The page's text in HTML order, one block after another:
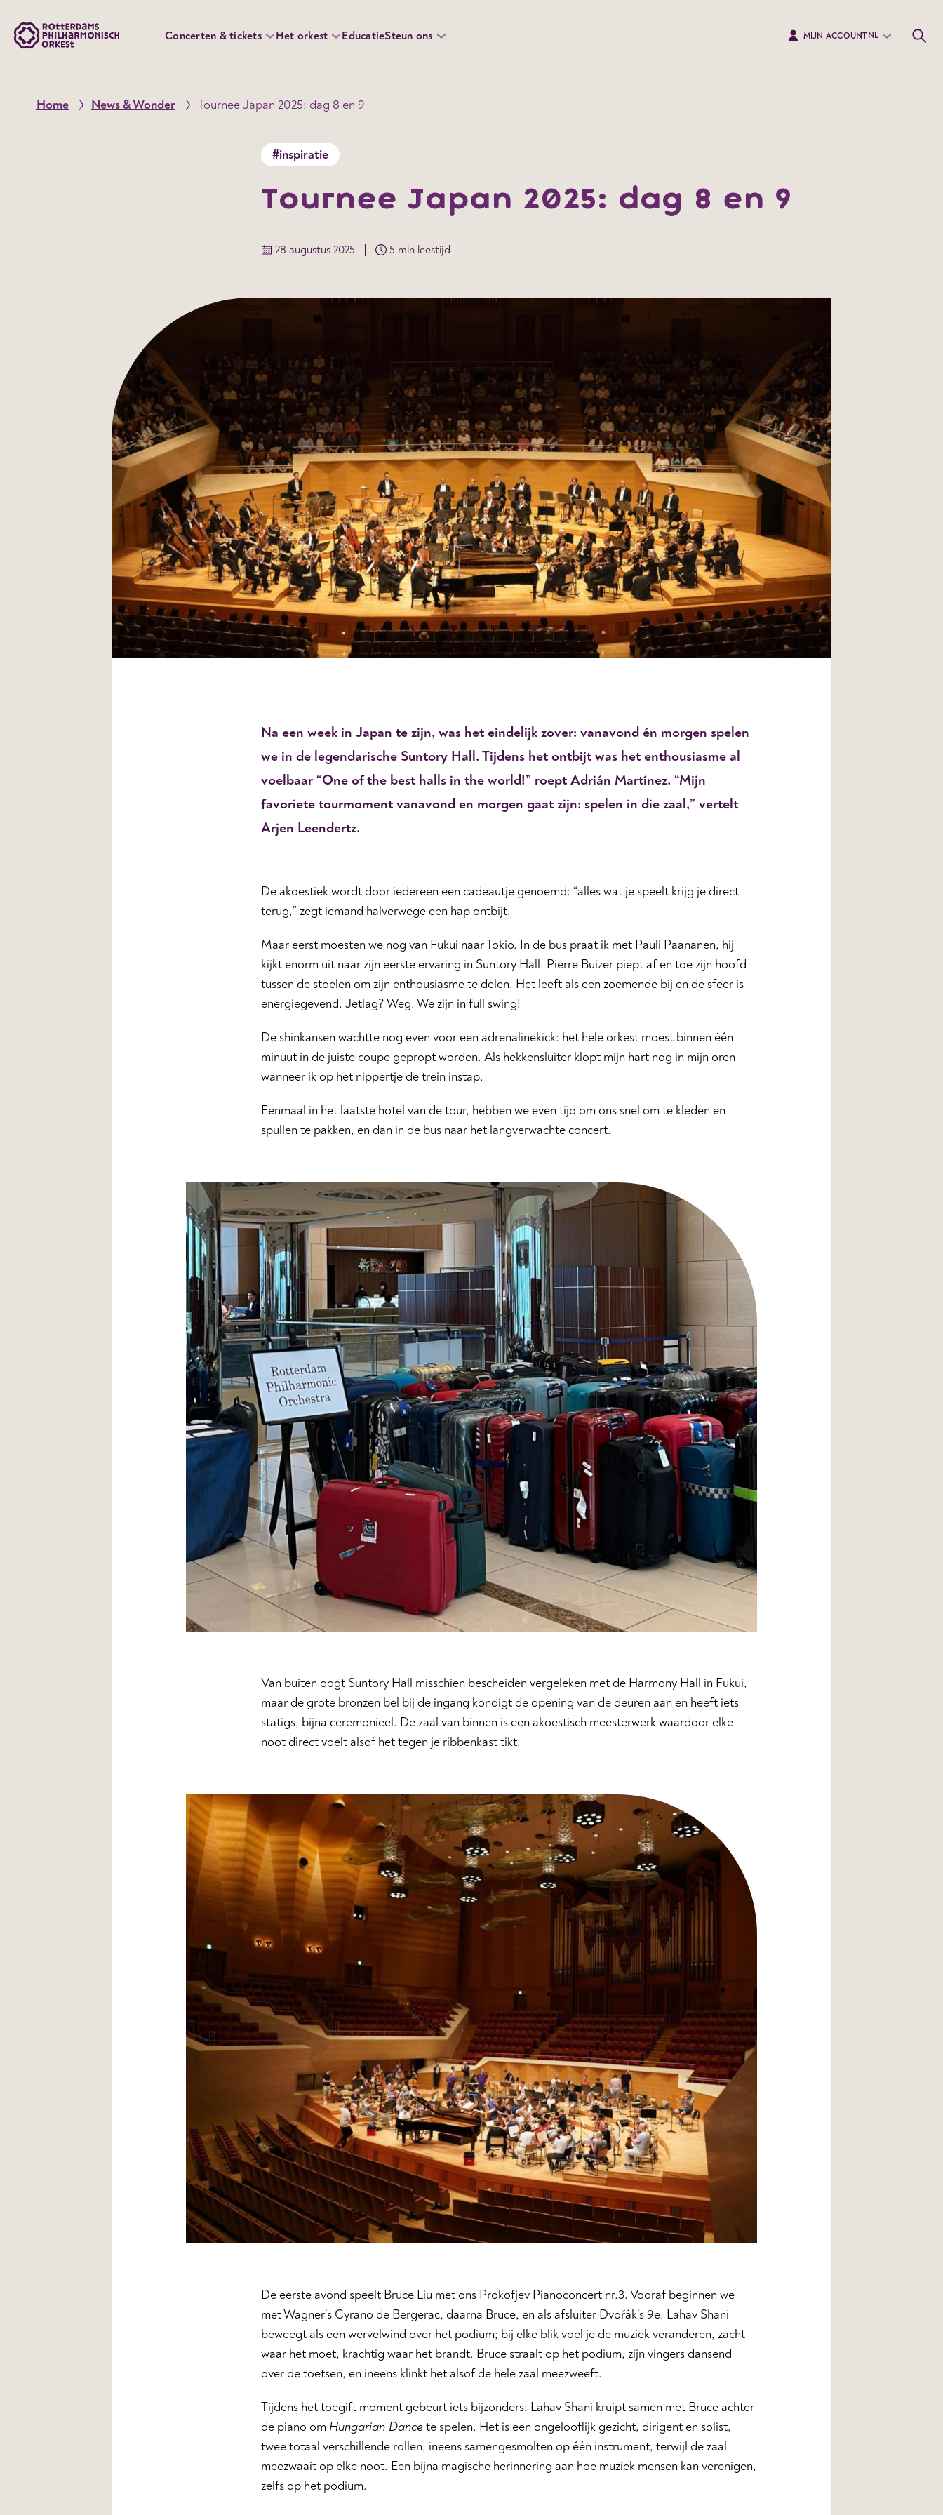
Concerten & tickets Het orkest EducatieSteun ons MIJN ACCOUNTNL
Home News & Wonder Tournee Japan 2025: dag 8 en 9
#inspiratie
Tournee Japan 2025: dag 8 en 9
28 augustus 2025 5 min leestijd
Na een week in Japan te zijn, was het eindelijk zover: vanavond én morgen spelen
we in de legendarische Suntory Hall. Tijdens het ontbijt was het enthousiasme al
voelbaar “One of the best halls in the world!” roept Adrián Martínez. “Mijn
favoriete tourmoment vanavond en morgen gaat zijn: spelen in die zaal,” vertelt
Arjen Leendertz.
De akoestiek wordt door iedereen een cadeautje genoemd: “alles wat je speelt krijg je direct
terug,” zegt iemand halverwege een hap ontbijt.
Maar eerst moesten we nog van Fukui naar Tokio. In de bus praat ik met Pauli Paananen, hij
kijkt enorm uit naar zijn eerste ervaring in Suntory Hall. Pierre Buizer piept af en toe zijn hoofd
tussen de stoelen om zijn enthousiasme te delen. Het leeft als een zoemende bij en de sfeer is
energiegevend. Jetlag? Weg. We zijn in full swing!
De shinkansen wachtte nog even voor een adrenalinekick: het hele orkest moest binnen één
minuut in de juiste coupe gepropt worden. Als hekkensluiter klopt mijn hart nog in mijn oren
wanneer ik op het nippertje de trein instap.
Eenmaal in het laatste hotel van de tour, hebben we even tijd om ons snel om te kleden en
spullen te pakken, en dan in de bus naar het langverwachte concert.
Van buiten oogt Suntory Hall misschien bescheiden vergeleken met de Harmony Hall in Fukui,
maar de grote bronzen bel bij de ingang kondigt de opening van de deuren aan en heeft iets
statigs, bijna ceremonieel. De zaal van binnen is een akoestisch meesterwerk waardoor elke
noot direct voelt alsof het tegen je ribbenkast tikt.
De eerste avond speelt Bruce Liu met ons Prokofjev Pianoconcert nr.3. Vooraf beginnen we
met Wagner’s Cyrano de Bergerac, daarna Bruce, en als afsluiter Dvořák’s 9e. Lahav Shani
beweegt als een wervelwind over het podium; bij elke blik voel je de muziek veranderen, zacht
waar het moet, krachtig waar het brandt. Bruce straalt op het podium, zijn vingers dansend
over de toetsen, en ineens klinkt het alsof de hele zaal meezweeft.
Tijdens het toegift moment gebeurt iets bijzonders: Lahav Shani kruipt samen met Bruce achter
de piano om Hungarian Dance te spelen. Het is een ongelooflijk gezicht, dirigent en solist,
twee totaal verschillende rollen, ineens samengesmolten op één instrument, terwijl de zaal
meezwaait op elke noot. Een bijna magische herinnering aan hoe muziek mensen kan verenigen,
zelfs op het podium.